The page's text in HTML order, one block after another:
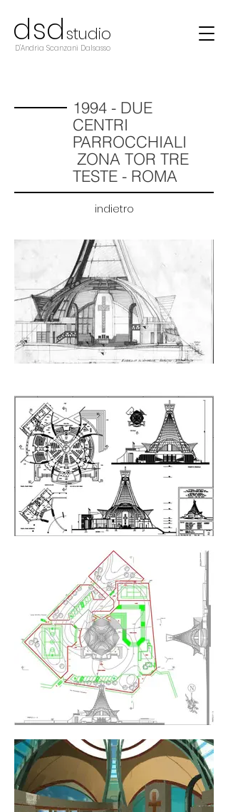
dsdstudio
D'Andria Scanzani Dalsasso
1994 - DUE
CENTRI
PARROCCHIALI
ZONA TOR TRE
TESTE - ROMA
indietro